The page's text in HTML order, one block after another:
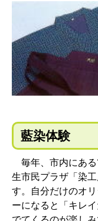
藍染体験
毎年、市内にある
生市民プラザ「染
す。自分だけのオ
ーになると「キレ